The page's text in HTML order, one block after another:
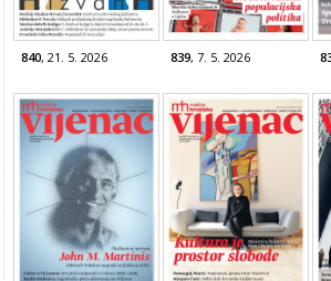
840, 21. 5. 2026 839, 7. 5. 2026